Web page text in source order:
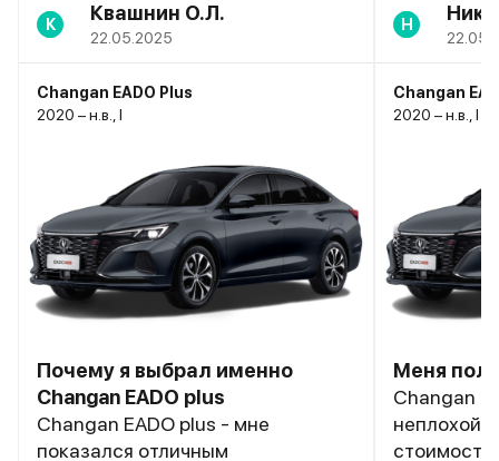
К Квашнин О.Л.
22.05.2025
Changan EADO Plus
2020 – н.в., I
Почему я выбрал именно
Changan EADO plus
Changan EADO plus - мне
показался отличным
Н
Changan
2020 – н.в., I
Меня
Changan
неплохой